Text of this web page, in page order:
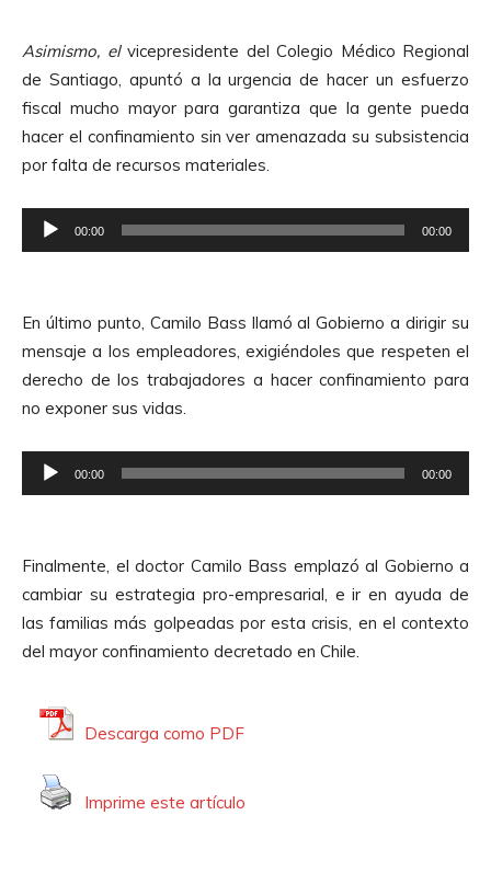
u
d
i
o
o
d
u
c
t
o
A
u
d
i
Asimismo, el vicepresidente del Colegio Médico Regional
de Santiago, apuntó a la urgencia de hacer un esfuerzo
fiscal mucho mayor para garantiza que la gente pueda
hacer el confinamiento sin ver amenazada su subsistencia
por falta de recursos materiales.
e
o
d
u
c
t
e
A
u
d
00:00 00:00
En último punto, Camilo Bass llamó al Gobierno a dirigir su
mensaje a los empleadores, exigiéndoles que respeten el
derecho de los trabajadores a hacer confinamiento para
no exponer sus vidas.
e
o
d
u
c
00:00 00:00
Finalmente, el doctor Camilo Bass emplazó al Gobierno a
cambiar su estrategia pro-empresarial, e ir en ayuda de
las familias más golpeadas por esta crisis, en el contexto
del mayor confinamiento decretado en Chile.
Descarga como PDF
Imprime este artículo